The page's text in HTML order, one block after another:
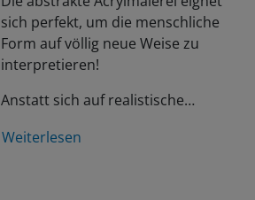
sich perfekt, um die menschliche
Form auf völlig neue Weise zu
interpretieren!
Anstatt sich auf realistische…
Weiterlesen